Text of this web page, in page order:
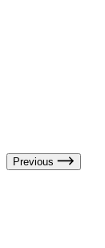
Previous